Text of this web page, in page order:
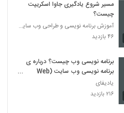
مسیر شروع یادگیری جاوا اسکریپت
چیست؟
آموزش برنامه نویسی و طراحی وب سایت
۴۶ بازدید
برنامه نویسی وب چیست؟ درباره ی
برنامه نویسی وب سایت (Web
Development)
یادیفای
۲۱۶ بازدید